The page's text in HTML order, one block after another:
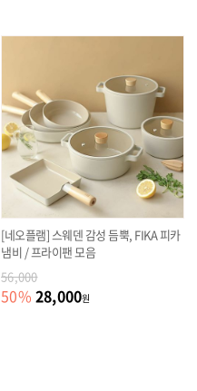
[네오플램] 스웨덴 감성 듬뿍, FIKA 피카
냄비 / 프라이팬 모음
56,000
50% 28,000원